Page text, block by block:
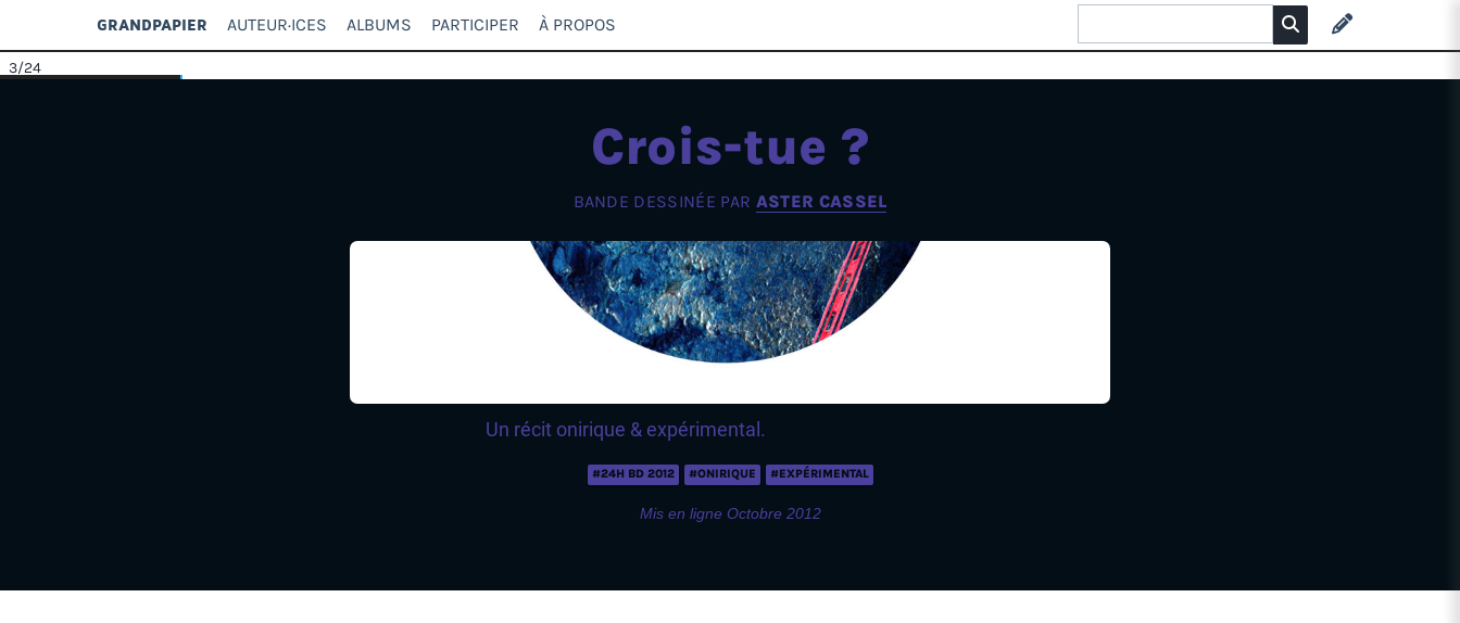
GRANDPAPIER AUTEUR·ICES ALBUMS PARTICIPER À PROPOS
3/24
Crois-tue ?
BANDE DESSINÉE PAR ASTER CASSEL
Un récit onirique & expérimental.
#24H BD 2012 #ONIRIQUE #EXPÉRIMENTAL
Mis en ligne Octobre 2012